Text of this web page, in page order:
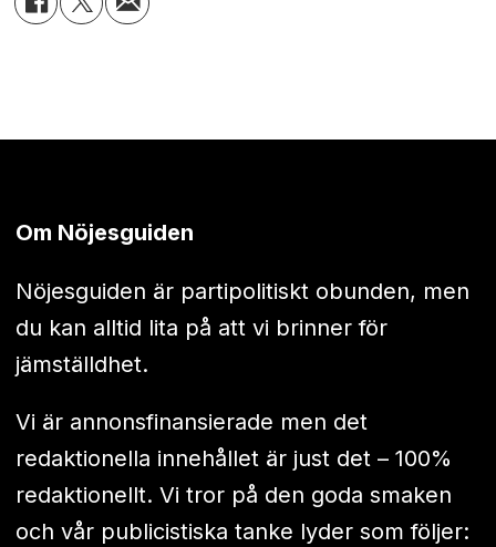
Om Nöjesguiden
Nöjesguiden är partipolitiskt obunden, men
du kan alltid lita på att vi brinner för
jämställdhet.
Vi är annonsfinansierade men det
redaktionella innehållet är just det – 100%
redaktionellt. Vi tror på den goda smaken
och vår publicistiska tanke lyder som följer: